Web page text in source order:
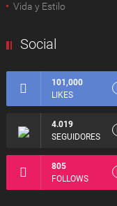
Vida y Estilo
Social
101,000
LIKES
4.019
SEGUIDORES
805
FOLLOWS